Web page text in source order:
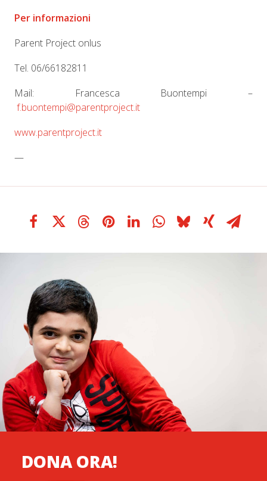
Per informazioni
Parent Project onlus
Tel. 06/66182811
Mail: Francesca Buontempi –
f.buontempi@parentproject.it
www.parentproject.it
—
DONA ORA!